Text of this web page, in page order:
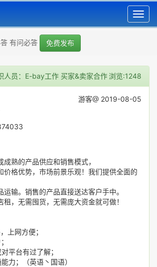
有问必答 免费发布
人员：E-bay工作 买家&卖家合作浏览:1248
游客@ 2019-08-05
成熟的产品供应和销售模式，
价格优势，市场前景乐观！我们提供全面的
运输。销售的产品直接送达客户手中。
租，无需囤货，无需庞大资金就可做！
上网方便；
平台有过了解；
力；（英语丶国语）